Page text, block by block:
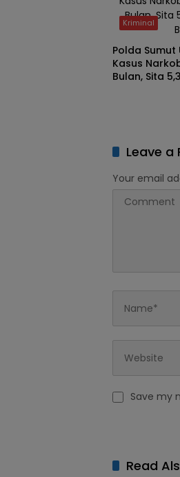
Kriminal
Polda Sumut
Kasus
Bulan, Sita
Leave a
Your email
Save my
Read